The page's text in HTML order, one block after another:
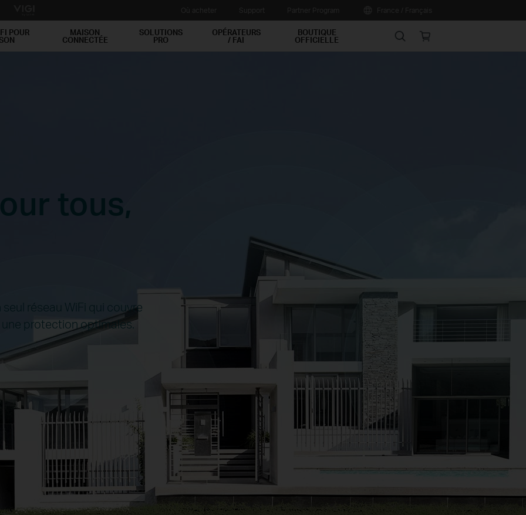
POUR MAISON
CONNECTÉE
SOLUTIONS
PRO
OPÉRATEURS
/ FAI
BOUTIQUE
OFFICIELLE Search Online
tous,
réseau WiFi qui couvre
une protection optimales.